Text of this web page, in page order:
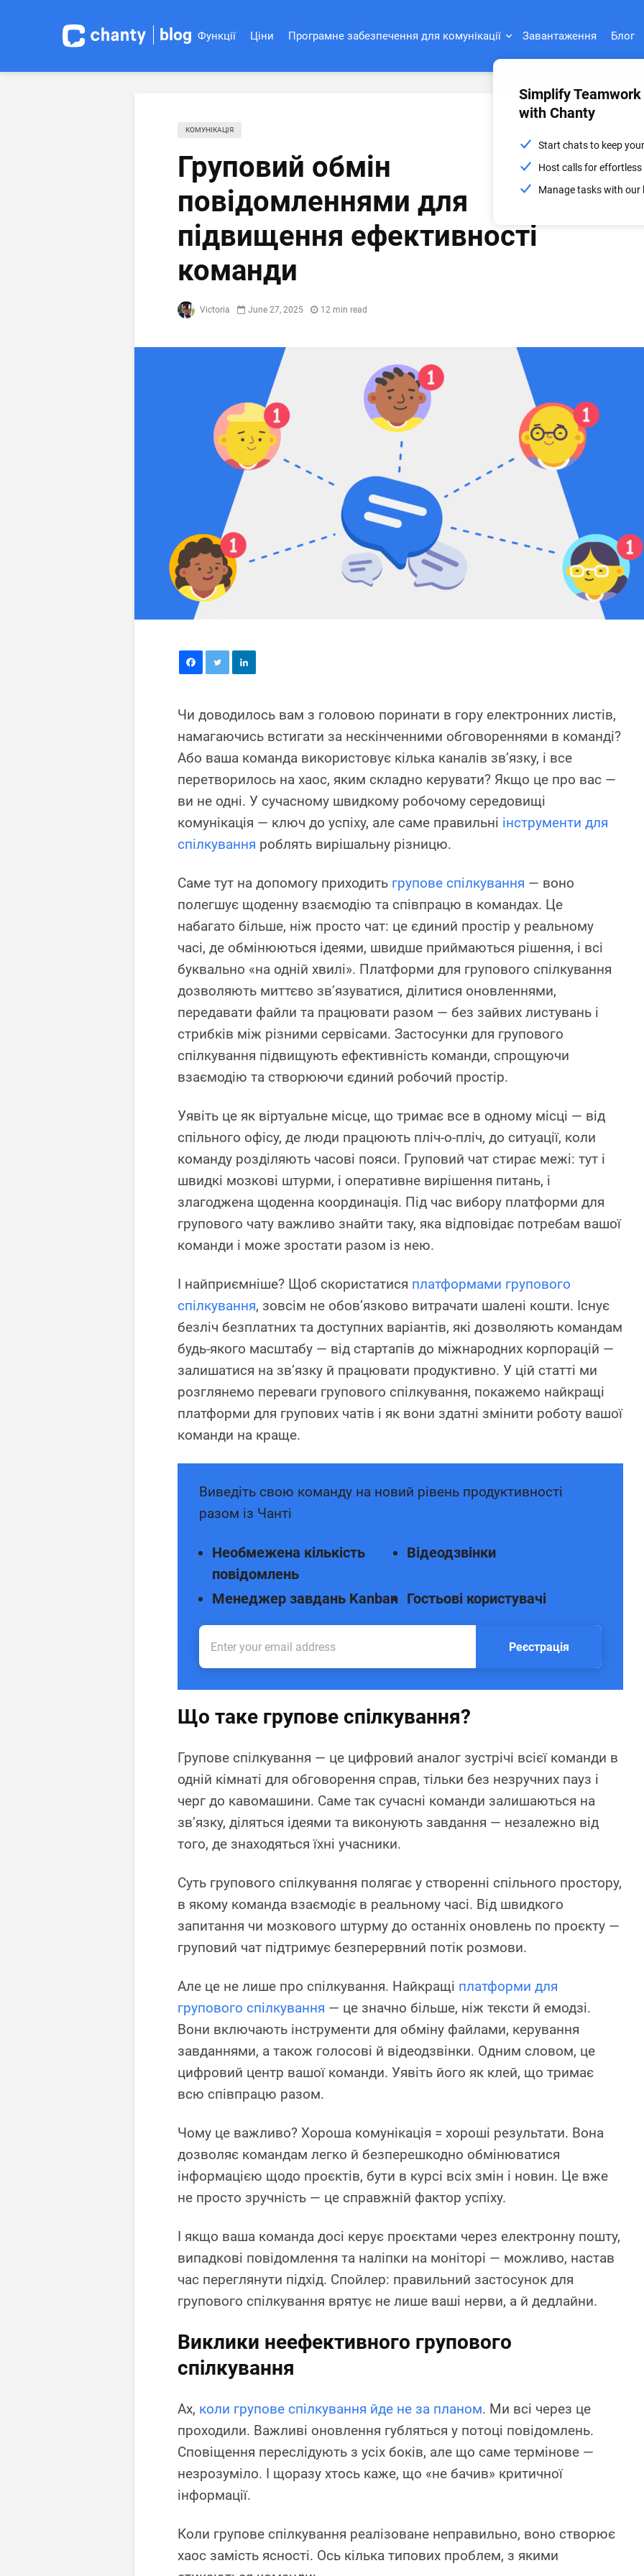
blog Функції Ціни Програмне забезпечення для комунікації Завантаження Блог
Simplify Teamwork
with Chanty
Start chats to keep
Host calls for
Manage tasks with
КОМУНІКАЦІЯ
Груповий обмін
повідомленнями для
підвищення ефективності
команди
Victoria June 27, 2025 12 min read
Чи доводилось вам з головою поринати в гору електронних листів,
намагаючись встигати за нескінченними обговореннями в команді?
Або ваша команда використовує кілька каналів зв’язку, і все
перетворилось на хаос, яким складно керувати? Якщо це про вас —
ви не одні. У сучасному швидкому робочому середовищі
комунікація — ключ до успіху, але саме правильні інструменти для
спілкування роблять вирішальну різницю.
Саме тут на допомогу приходить групове спілкування — воно
полегшує щоденну взаємодію та співпрацю в командах. Це
набагато більше, ніж просто чат: це єдиний простір у реальному
часі, де обмінюються ідеями, швидше приймаються рішення, і всі
буквально «на одній хвилі». Платформи для групового спілкування
дозволяють миттєво зв’язуватися, ділитися оновленнями,
передавати файли та працювати разом — без зайвих листувань і
стрибків між різними сервісами. Застосунки для групового
спілкування підвищують ефективність команди, спрощуючи
взаємодію та створюючи єдиний робочий простір.
Уявіть це як віртуальне місце, що тримає все в одному місці — від
спільного офісу, де люди працюють пліч-о-пліч, до ситуації, коли
команду розділяють часові пояси. Груповий чат стирає межі: тут і
швидкі мозкові штурми, і оперативне вирішення питань, і
злагоджена щоденна координація. Під час вибору платформи для
групового чату важливо знайти таку, яка відповідає потребам вашої
команди і може зростати разом із нею.
І найприємніше? Щоб скористатися платформами групового
спілкування, зовсім не обов’язково витрачати шалені кошти. Існує
безліч безплатних та доступних варіантів, які дозволяють командам
будь-якого масштабу — від стартапів до міжнародних корпорацій —
залишатися на зв’язку й працювати продуктивно. У цій статті ми
розглянемо переваги групового спілкування, покажемо найкращі
платформи для групових чатів і як вони здатні змінити роботу вашої
команди на краще.
Виведіть свою команду на новий рівень продуктивності
разом із Чанті
Необмежена кількість
повідомлень
Відеодзвінки
Менеджер завдань Kanban Гостьові користувачі
Реєстрація
Що таке групове спілкування?
Групове спілкування — це цифровий аналог зустрічі всієї команди в
одній кімнаті для обговорення справ, тільки без незручних пауз і
черг до кавомашини. Саме так сучасні команди залишаються на
зв’язку, діляться ідеями та виконують завдання — незалежно від
того, де знаходяться їхні учасники.
Суть групового спілкування полягає у створенні спільного простору,
в якому команда взаємодіє в реальному часі. Від швидкого
запитання чи мозкового штурму до останніх оновлень по проєкту —
груповий чат підтримує безперервний потік розмови.
Але це не лише про спілкування. Найкращі платформи для
групового спілкування — це значно більше, ніж тексти й емодзі.
Вони включають інструменти для обміну файлами, керування
завданнями, а також голосові й відеодзвінки. Одним словом, це
цифровий центр вашої команди. Уявіть його як клей, що тримає
всю співпрацю разом.
Чому це важливо? Хороша комунікація = хороші результати. Вона
дозволяє командам легко й безперешкодно обмінюватися
інформацією щодо проєктів, бути в курсі всіх змін і новин. Це вже
не просто зручність — це справжній фактор успіху.
І якщо ваша команда досі керує проєктами через електронну пошту,
випадкові повідомлення та наліпки на моніторі — можливо, настав
час переглянути підхід. Спойлер: правильний застосунок для
групового спілкування врятує не лише ваші нерви, а й дедлайни.
Виклики неефективного групового
спілкування
Ах, коли групове спілкування йде не за планом. Ми всі через це
проходили. Важливі оновлення губляться у потоці повідомлень.
Сповіщення переслідують з усіх боків, але що саме термінове —
незрозуміло. І щоразу хтось каже, що «не бачив» критичної
інформації.
Коли групове спілкування реалізоване неправильно, воно створює
хаос замість ясності. Ось кілька типових проблем, з якими